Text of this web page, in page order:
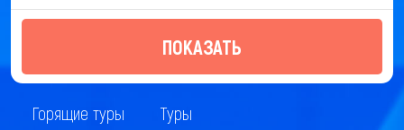
ПОКАЗАТЬ
Горящие туры Туры